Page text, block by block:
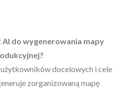
AI do wygenerowania mapy
docelowych i cele
zorganizowaną mapę